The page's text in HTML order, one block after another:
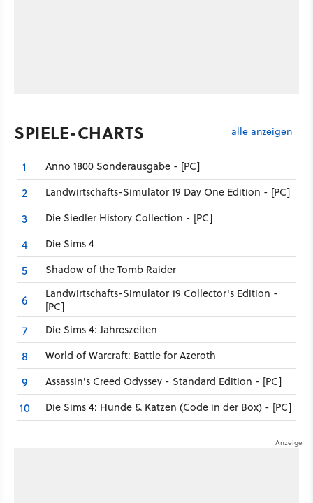
SPIELE-CHARTS alle anzeigen
1 Anno 1800 Sonderausgabe - [PC]
2 Landwirtschafts-Simulator 19 Day One Edition - [PC]
3 Die Siedler History Collection - [PC]
4 Die Sims 4
5 Shadow of the Tomb Raider
6
Landwirtschafts-Simulator 19 Collector's Edition -
[PC]
7 Die Sims 4: Jahreszeiten
8 World of Warcraft: Battle for Azeroth
9 Assassin's Creed Odyssey - Standard Edition - [PC]
10 Die Sims 4: Hunde & Katzen (Code in der Box) - [PC]